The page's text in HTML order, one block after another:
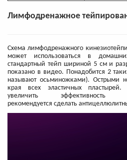
Лимфодренажное
Схема лимфодренажного
может использоваться в
стандартный тейп шириной 5 см и
показано в видео. Понадобится 2
называют осьминожками). Острыми
края всех эластичных
увеличить эффективность
рекомендуется сделать